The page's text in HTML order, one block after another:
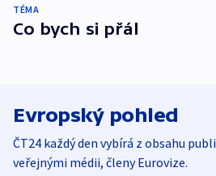
TÉMA
Co bych si přál
Evropský pohled
ČT24 každý den vybírá z obsahu
veřejnými médii, členy Eurovize.